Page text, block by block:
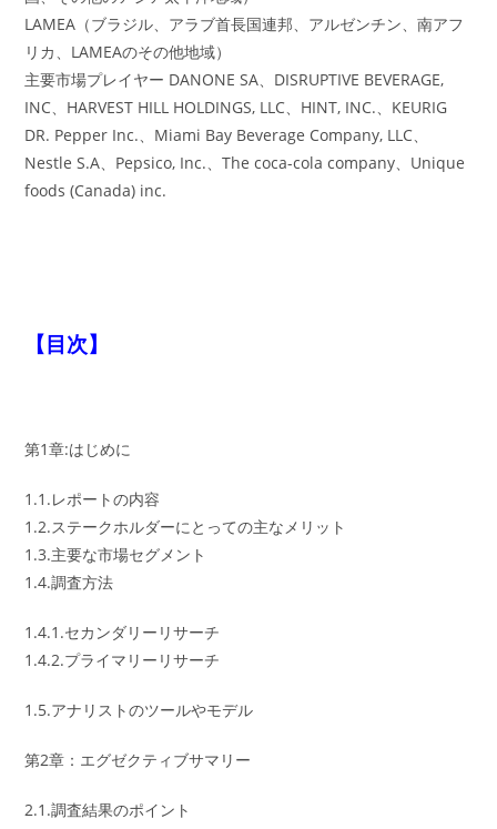
LAMEA（ブラジル、アラブ首長国連邦、アルゼンチン、南アフ
リカ、LAMEAのその他地域）
主要市場プレイヤー DANONE SA、DISRUPTIVE BEVERAGE,
INC、HARVEST HILL HOLDINGS, LLC、HINT, INC.、KEURIG
DR. Pepper Inc.、Miami Bay Beverage Company, LLC、
Nestle S.A、Pepsico, Inc.、The coca-cola company、Unique
foods (Canada) inc.
【目次】
第1章:はじめに
1.1.レポートの内容
1.2.ステークホルダーにとっての主なメリット
1.3.主要な市場セグメント
1.4.調査方法
1.4.1.セカンダリーリサーチ
1.4.2.プライマリーリサーチ
1.5.アナリストのツールやモデル
第2章：エグゼクティブサマリー
2.1.調査結果のポイント